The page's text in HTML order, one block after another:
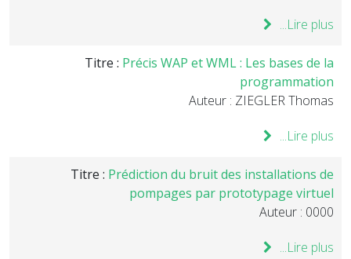
Lire plus...
Titre : Précis WAP et WML : Les bases de la
programmation
Auteur : ZIEGLER Thomas
Lire plus...
Titre : Prédiction du bruit des installations de
pompages par prototypage virtuel
Auteur : 0000
Lire plus...